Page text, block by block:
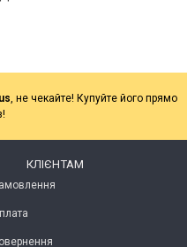
, не чекайте! Купуйте його прямо
КЛІЄНТАМ